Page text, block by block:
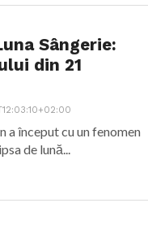
Sângerie:
din 21
a început cu un fenomen
de lună...